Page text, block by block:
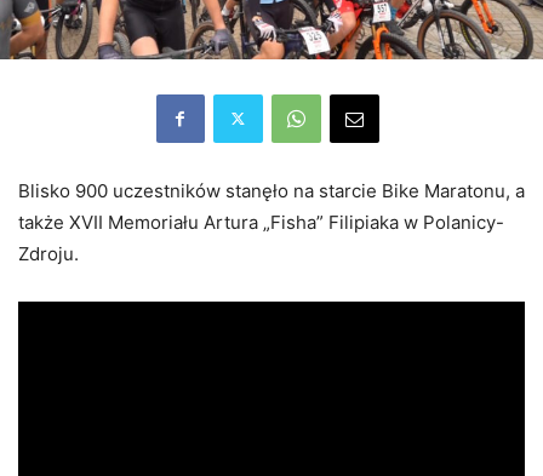
Blisko 900 uczestników stanęło na starcie Bike Maratonu, a
także XVII Memoriału Artura „Fisha” Filipiaka w Polanicy-
Zdroju.